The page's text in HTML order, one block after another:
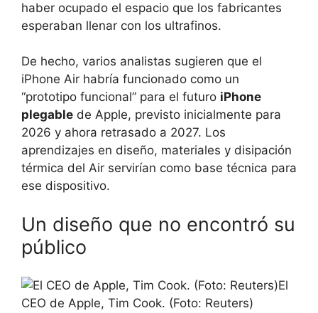
haber ocupado el espacio que los fabricantes
esperaban llenar con los ultrafinos.
De hecho, varios analistas sugieren que el
iPhone Air habría funcionado como un
“prototipo funcional” para el futuro iPhone
plegable de Apple, previsto inicialmente para
2026 y ahora retrasado a 2027. Los
aprendizajes en diseño, materiales y disipación
térmica del Air servirían como base técnica para
ese dispositivo.
Un diseño que no encontró su
público
El
CEO de Apple, Tim Cook. (Foto: Reuters)